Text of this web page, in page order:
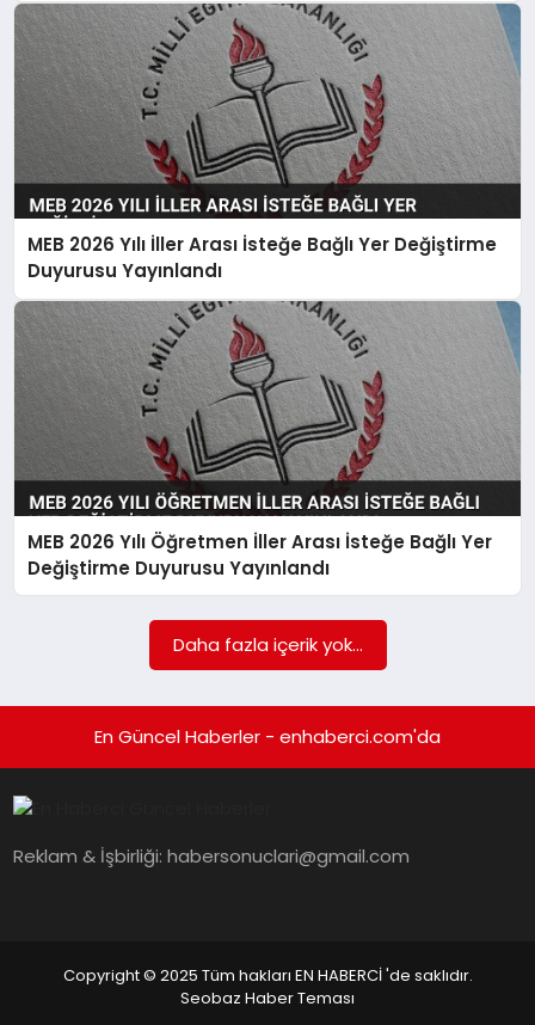
EĞITIM
SIYASET
MEB 2026 Yılı İller Arası İsteğe Bağlı Yer Değiştirme
Duyurusu Yayınlandı
MEB 2026 Yılı Öğretmen İller Arası İsteğe Bağlı Yer
Değiştirme Duyurusu Yayınlandı
Daha fazla içerik yok...
En Güncel Haberler - enhaberci.com'da
Reklam & İşbirliği:habersonuclari@gmail.com
Copyright © 2025 Tüm hakları EN HABERCİ 'de saklıdır.
Seobaz Haber Teması